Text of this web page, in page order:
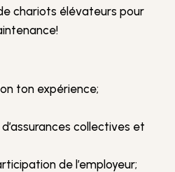
chariots élévateurs pour
ton expérience;
collectives et
de l’employeur;